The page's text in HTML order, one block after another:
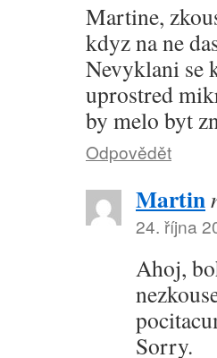
Martine,
kdyz na ne
Nevyklani se
uprostred
by melo byt
Odpovědět
Martin
24. října
Ahoj,
Sorry.